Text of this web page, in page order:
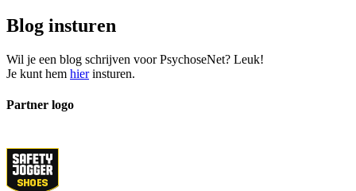
Blog insturen
Wil je een blog schrijven voor PsychoseNet? Leuk!
Je kunt hem hierinsturen.
Partner logo